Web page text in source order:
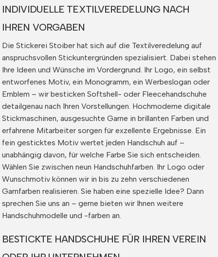
INDIVIDUELLE TEXTILVEREDELUNG NACH
IHREN VORGABEN
Die Stickerei Stoiber hat sich auf die Textilveredelung auf
anspruchsvollen Stickuntergründen spezialisiert. Dabei stehen
Ihre Ideen und Wünsche im Vordergrund. Ihr Logo, ein selbst
entworfenes Motiv, ein Monogramm, ein Werbeslogan oder
Emblem – wir besticken Softshell- oder Fleecehandschuhe
detailgenau nach Ihren Vorstellungen. Hochmoderne digitale
Stickmaschinen, ausgesuchte Garne in brillanten Farben und
erfahrene Mitarbeiter sorgen für exzellente Ergebnisse. Ein
fein gesticktes Motiv wertet jeden Handschuh auf –
unabhängig davon, für welche Farbe Sie sich entscheiden.
Wählen Sie zwischen neun Handschuhfarben. Ihr Logo oder
Wunschmotiv können wir in bis zu zehn verschiedenen
Garnfarben realisieren. Sie haben eine spezielle Idee? Dann
sprechen Sie uns an – gerne bieten wir Ihnen weitere
Handschuhmodelle und -farben an.
BESTICKTE HANDSCHUHE FÜR IHREN VEREIN